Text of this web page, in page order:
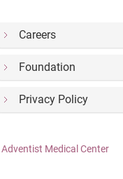
Careers
Foundation
Privacy Policy
Adventist Medical Center